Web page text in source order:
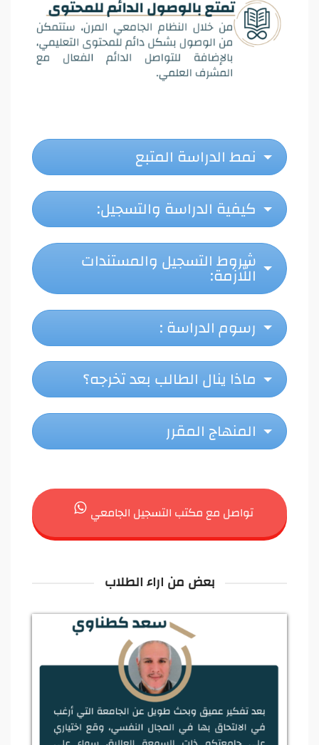
نمط الدراسة المتبع
كيفية الدراسة والتسجيل:
شروط التسجيل والمستندات
اللّازمة:
رسوم الدراسة :
ماذا ينال الطالب بعد تخرجه؟
المنهاج المقرر
تواصل مع مكتب التسجيل الجامعي
بعض من اراء الطلاب